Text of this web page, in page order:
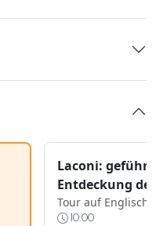
Laconi:
Entdeckung
Tour auf Englisch
10:00